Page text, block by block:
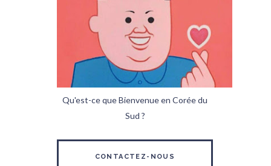
Qu'est-ce que Bienvenue en Corée du
Sud ?
CONTACTEZ-NOUS